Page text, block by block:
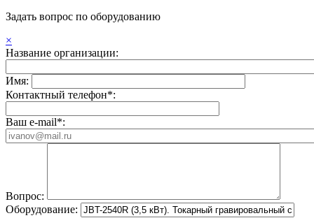
Задать вопрос по оборудованию
×
Название организации:
Имя:
Контактный телефон*:
Ваш e-mail*:
Вопрос:
Оборудование: